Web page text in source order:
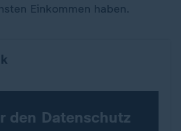
Einkommen haben.
den Datenschutz